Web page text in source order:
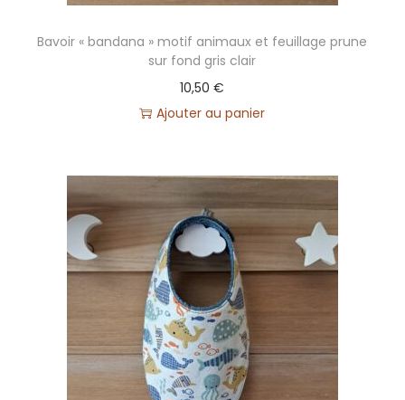
Bavoir « bandana » motif animaux et feuillage prune
sur fond gris clair
10,50€
Ajouter au panier